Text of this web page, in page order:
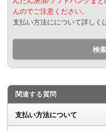
んのでご注意ください。
支払い方法にについて詳しく
検
関連する質問
支払い方法について